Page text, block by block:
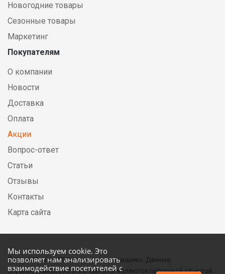
Мы используем cookie. Это
позволяет нам анализировать
взаимодействие посетителей с
Новогодние товары
Сезонные товары
Маркетинг
Покупателям
О компании
Новости
Доставка
Оплата
Акции
Вопрос-ответ
Статьи
Отзывы
Контакты
Карта сайта
© DirectElectric, 2026, все права защищены. Данные,
опубликованные на этом сайте не являются публичной офертой.